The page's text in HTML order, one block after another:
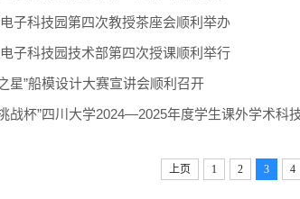
子科技园第四次教授茶座会顺利举办
子科技园技术部第四次授课顺利举行
星”船模设计大赛宣讲会顺利召开
战杯”四川大学2024—2025年度学生课外学术科
上页 1 2 3 4